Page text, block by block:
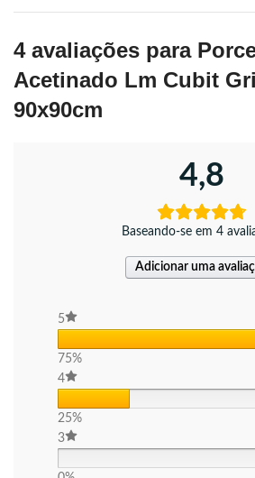
4 avaliações para
Acetinado Lm Cubit
90x90cm
4,8
Baseando-se em 4
Adicionar uma
5
75%
4
25%
3